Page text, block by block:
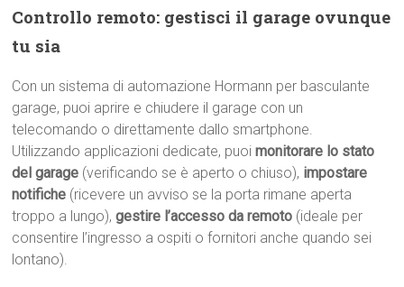
Controllo remoto: gestisci il garage ovunque
tu sia
Con un sistema di automazione Hormann per basculante
garage, puoi aprire e chiudere il garage con un
telecomando o direttamente dallo smartphone.
Utilizzando applicazioni dedicate, puoimonitorare lo stato
del garage (verificando se è aperto o chiuso), impostare
notifiche (ricevere un avviso se la porta rimane aperta
troppo a lungo),gestire l’accesso da remoto (ideale per
consentire l’ingresso a ospiti o fornitori anche quando sei
lontano).